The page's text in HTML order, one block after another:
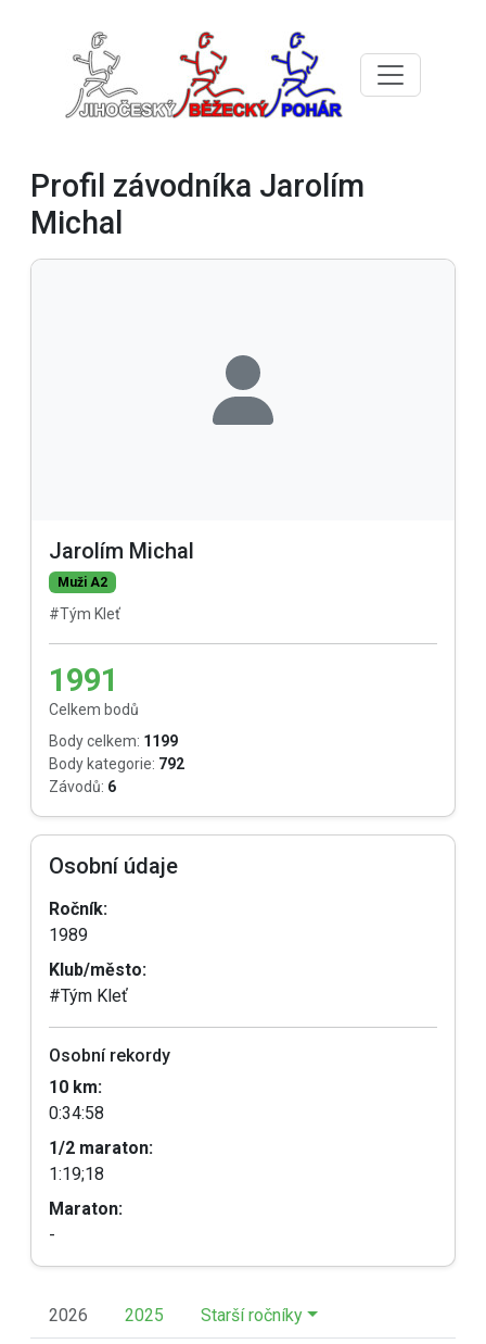
Profil závodníka Jarolím
Michal
Jarolím Michal
Muži A2
#Tým Kleť
1991
Celkem bodů
Body celkem: 1199
Body kategorie: 792
Závodů: 6
Osobní údaje
Ročník:
1989
Klub/město:
#Tým Kleť
Osobní rekordy
10 km:
0:34:58
1/2 maraton:
1:19;18
Maraton:
-
2026 2025 Starší ročníky